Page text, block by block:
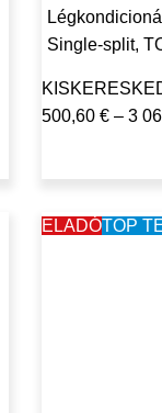
Single-split,
500,60 € – 3
ELADÓTOP